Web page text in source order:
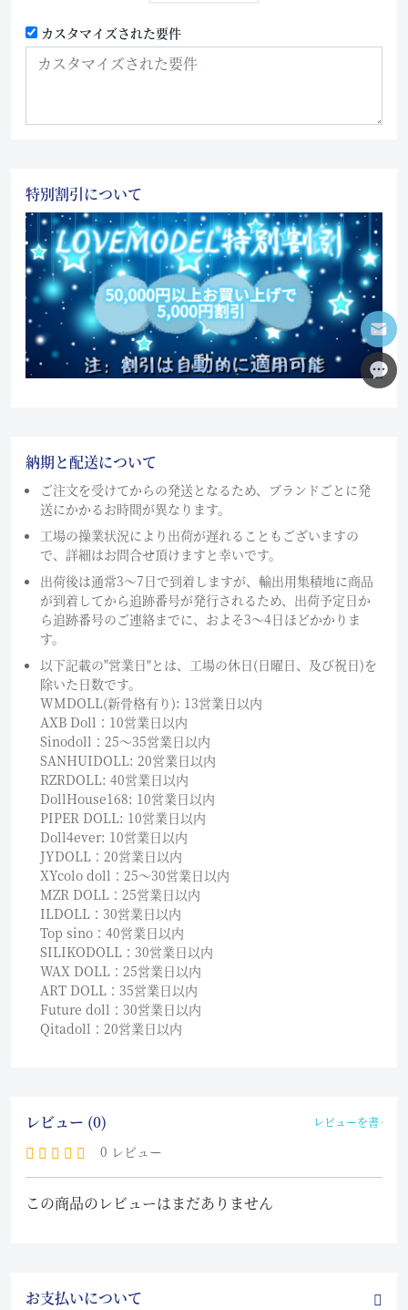
カスタマイズされた要件
特別割引について
納期と配送について
ご注文を受けてからの発送となるため、ブランドごとに発
送にかかるお時間が異なります。
工場の操業状況により出荷が遅れることもございますの
で、詳細はお問合せ頂けますと幸いです。
出荷後は通常3～7日で到着しますが、輸出用集積地に商品
が到着してから追跡番号が発行されるため、出荷予定日か
ら追跡番号のご連絡までに、およそ3〜4日ほどかかりま
す。
以下記載の"営業日"とは、工場の休日(日曜日、及び祝日)を
除いた日数です。
WMDOLL(新骨格有り): 13営業日以内
AXB Doll：10営業日以内
Sinodoll：25〜35営業日以内
SANHUIDOLL: 20営業日以内
RZRDOLL: 40営業日以内
DollHouse168: 10営業日以内
PIPER DOLL: 10営業日以内
Doll4ever: 10営業日以内
JYDOLL：20営業日以内
XYcolo doll：25〜30営業日以内
MZR DOLL：25営業日以内
ILDOLL：30営業日以内
Top sino：40営業日以内
SILIKODOLL：30営業日以内
WAX DOLL：25営業日以内
ART DOLL：35営業日以内
Future doll：30営業日以内
Qitadoll：20営業日以内
レビュー (0) レビューを書く
0 レビュー
この商品のレビューはまだありません
お支払いについて